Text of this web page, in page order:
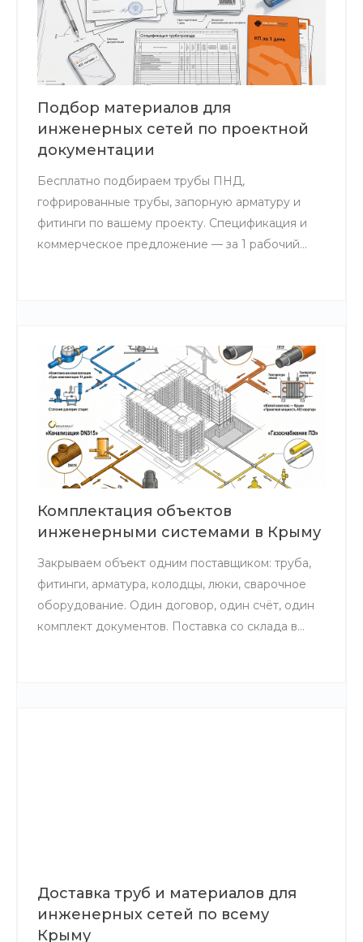
Подбор материалов для
инженерных сетей по проектной
документации
Бесплатно подбираем трубы ПНД,
гофрированные трубы, запорную арматуру и
фитинги по вашему проекту. Спецификация и
коммерческое предложение — за 1 рабочий
Комплектация объектов
инженерными системами в Крыму
Закрываем объект одним поставщиком: труба,
фитинги, арматура, колодцы, люки, сварочное
оборудование. Один договор, один счёт, один
комплект документов. Поставка со склада в
Доставка труб и материалов для
инженерных сетей по всему
Крыму